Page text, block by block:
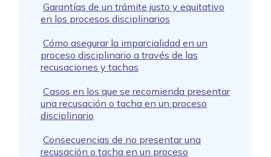
Garantías de un trámite justo y equitativo
en los procesos disciplinarios
Cómo asegurar la imparcialidad en un
proceso disciplinario a través de las
recusaciones y tachas
Casos en los que se recomienda presentar
una recusación o tacha en un proceso
disciplinario
Consecuencias de no presentar una
recusación o tacha en un proceso